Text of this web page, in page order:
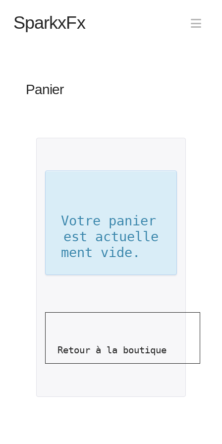
SparkxFx
Panier
Votre panier
est actuelle
Retour à la boutique